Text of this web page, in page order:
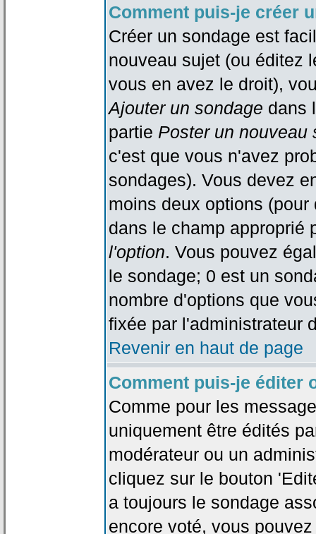
Comment puis-je créer
Créer un sondage est
nouveau sujet (ou éditez
vous en avez le droit),
Ajouter un sondage dans
partie Poster un nouveau
c'est que vous n'avez
sondages). Vous devez
moins deux options
dans le champ
l'option. Vous pouvez
le sondage; 0 est un
nombre d'options que
fixée par l'administrateur
Revenir en haut de page
Comment puis-je éditer
Comme pour les
uniquement être édités
modérateur ou un
cliquez sur le bouton
a toujours le sondage
encore voté, vous